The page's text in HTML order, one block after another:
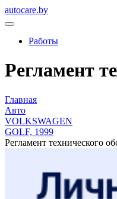
autocare.by
Работы
Регламент
Главная
Авто
VOLKSWAGEN
GOLF, 1999
Регламент технического